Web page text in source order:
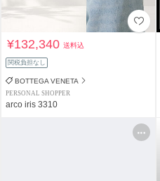
¥132,340送料込
関税負担なし
BOTTEGA VENETA
PERSONAL SHOPPER
arco iris 3310